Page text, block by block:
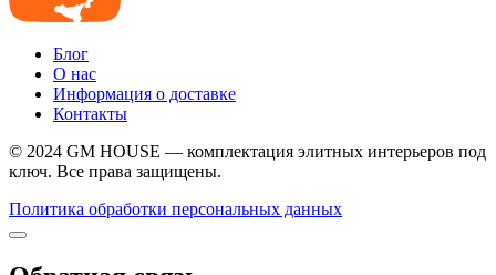
Блог
О нас
Информация о доставке
Контакты
© 2024 GM HOUSE — комплектация элитных интерьеров под
ключ. Все права защищены.
Политика обработки персональных данных